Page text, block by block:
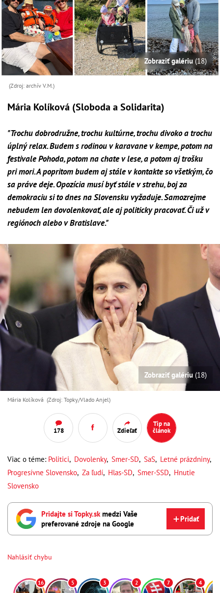
Zobraziť galériu (18)
(Zdroj: archív V.M.)
Mária Kolíková (Sloboda a Solidarita)
"Trochu dobrodružne, trochu kultúrne, trochu divoko a trochu
úplný relax. Budem s rodinou v karavane v kempe, potom na
festivale Pohoda, potom na chate v lese, a potom aj trošku
pri mori. A popritom budem aj stále v kontakte so všetkým, čo
sa práve deje. Opozícia musí byť stále v strehu, boj za
demokraciu si to dnes na Slovensku vyžaduje. Samozrejme
nebudem len dovolenkovať, ale aj politicky pracovať. Či už v
regiónoch alebo v Bratislave."
Zobraziť galériu (18)
Mária Kolíková (Zdroj: Topky/Vlado Anjel)
178 Zdieľať
Tip na
článok
Viac o téme: Politici, Dovolenky, Smer-SD, SaS, Letné prázdniny,
Progresívne Slovensko, Za ľudí, Hlas-SD, Smer-SSD, Hnutie
Slovensko
Pridajte si Topky.skmedzi Vaše
preferované zdroje na Google
Pridať
Nahlásiť chybu
16 5 3 2 7 4